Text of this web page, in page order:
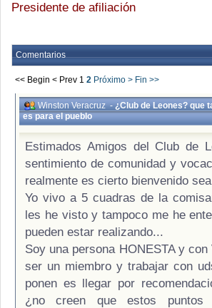
Presidente de afiliación
Comentarios
<< Begin < Prev 1 2 Próximo > Fin >>
Winston Veracruz-¿Club de Leones? que
es para el pueblo
Estimados Amigos del Club de
sentimiento de comunidad y
realmente es cierto bienvenido
Yo vivo a 5 cuadras de la
les he visto y tampoco me he
pueden estar realizando...
Soy una persona HONESTA y
ser un miembro y trabajar con
ponen es llegar por
¿no creen que estos